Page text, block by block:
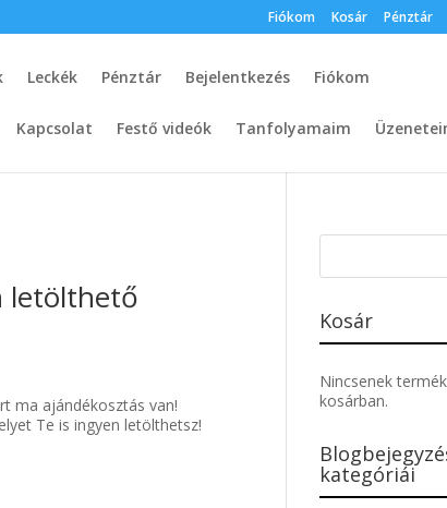
Fiókom Kosár Pénztár
Leckék Pénztár Bejelentkezés Fiókom
Kapcsolat Festő videók Tanfolyamaim
letölthető
ma ajándékosztás van!
Te is ingyen letölthetsz!
Kosár
Nincsenek
kosárban.
kategóriái